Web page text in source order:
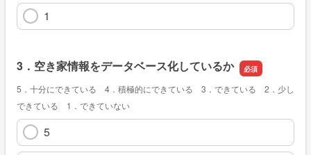
1
3．空き家情報をデータベース化しているか
5．十分にできている 4．積極的にできている 3．できている 2．少し
できている 1．できていない
5